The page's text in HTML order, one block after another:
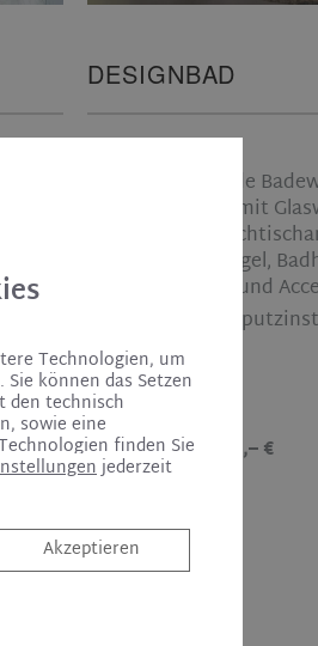
DESIGNBAD
2
Freistehende
XL-Dusche mit
Möbel, Spiegel,
Armaturen und
Ohne
Preis: ca. 23.600,– €
Technologien, um
können das Setzen
den technisch
sowie eine
finden Sie
jederzeit
Akzeptieren